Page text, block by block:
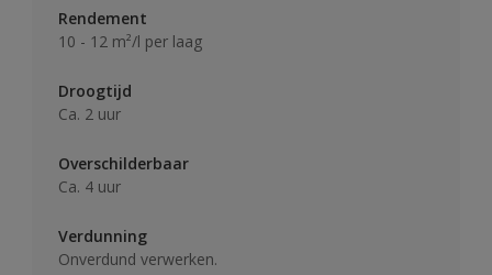
Rendement
10 - 12 m²/l per laag
Droogtijd
Ca. 2 uur
Overschilderbaar
Ca. 4 uur
Verdunning
Onverdund verwerken.